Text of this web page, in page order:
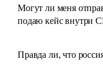
Могут ли меня
подаю кейс внутри
Правда ли, что